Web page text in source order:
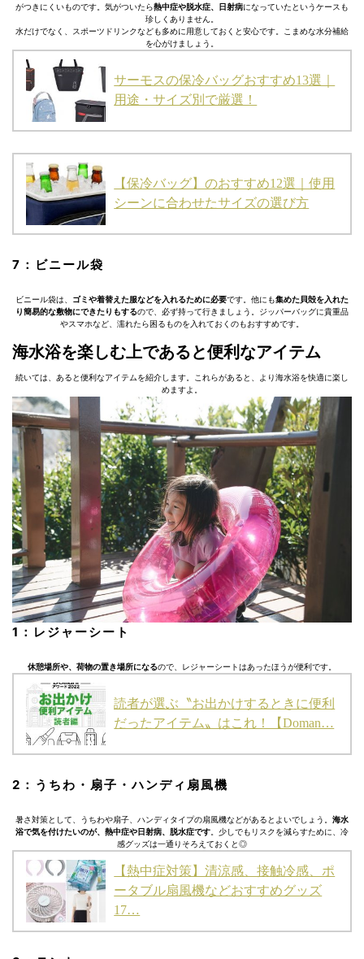
がつきにくいものです。気がついたら熱中症や脱水症、日射病になっていたというケースも
珍しくありません。
水だけでなく、スポーツドリンクなども多めに用意しておくと安心です。こまめな水分補給
を心がけましょう。
サーモスの保冷バッグおすすめ13選｜
用途・サイズ別で厳選！
【保冷バッグ】のおすすめ12選｜使用
シーンに合わせたサイズの選び方
7：ビニール袋
ビニール袋は、 ゴミや着替えた服などを入れるために必要です。他にも集めた貝殻を入れた
り簡易的な敷物にできたりもするので、必ず持って行きましょう。ジッパーバッグに貴重品
やスマホなど、濡れたら困るものを入れておくのもおすすめです。
海水浴を楽しむ上であると便利なアイテム
続いては、あると便利なアイテムを紹介します。これらがあると、より海水浴を快適に楽し
めますよ。
1：レジャーシート
休憩場所や、荷物の置き場所になるので、レジャーシートはあったほうが便利です。
読者が選ぶ〝お出かけするときに便利
だったアイテム〟はこれ！【Doman…
2：うちわ・扇子・ハンディ扇風機
暑さ対策として、うちわや扇子、ハンディタイプの扇風機などがあるとよいでしょう。 海水
浴で気を付けたいのが、熱中症や日射病、脱水症です 。少しでもリスクを減らすために、冷
感グッズは一通りそろえておくと◎
【熱中症対策】清涼感、接触冷感、ポ
ータブル扇風機などおすすめグッズ
17…